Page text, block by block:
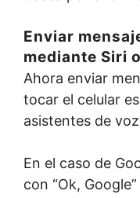
Enviar
mediante Siri
Ahora enviar
tocar el celular
asistentes de
En el caso de
con “Ok,